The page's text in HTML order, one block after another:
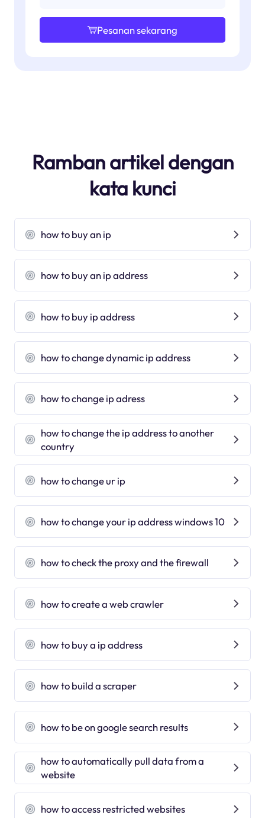
Pesanan sekarang
Ramban artikel dengan
kata kunci
how to buy an ip
how to buy an ip address
how to buy ip address
how to change dynamic ip address
how to change ip adress
how to change the ip address to another
country
how to change ur ip
how to change your ip address windows 10
how to check the proxy and the firewall
how to create a web crawler
how to buy a ip address
how to build a scraper
how to be on google search results
how to automatically pull data from a
website
how to access restricted websites